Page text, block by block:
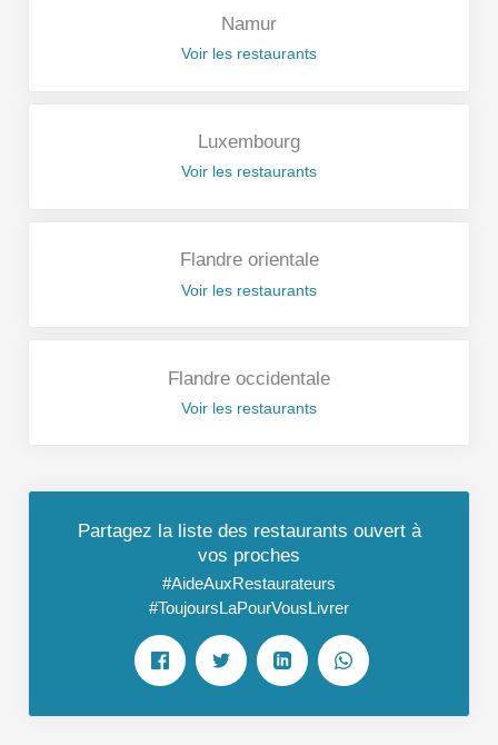
Namur
Voir les restaurants
Luxembourg
Voir les restaurants
Flandre orientale
Voir les restaurants
Flandre occidentale
Voir les restaurants
Partagez la liste des restaurants ouvert à
vos proches
#AideAuxRestaurateurs
#ToujoursLaPourVousLivrer